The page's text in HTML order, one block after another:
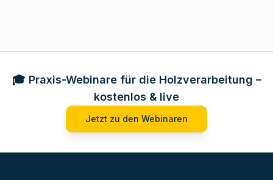
🎓 Praxis-Webinare für die Holzverarbeitung –
kostenlos & live
Jetzt zu den Webinaren